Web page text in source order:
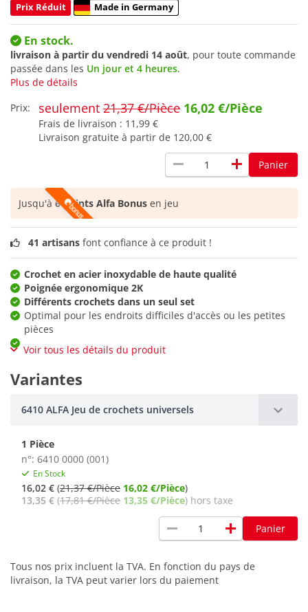
Prix Réduit
Made in Germany
En stock.
livraison à partir du vendredi 14 août, pour toute commande
passée dans les Un jour et 4 heures.
Plus de détails
Prix:
seulement 21,37 €/Pièce 16,02 €/Pièce
Frais de livraison : 11,99 €
Livraison gratuite à partir de 120,00 €
remove add Panier
Jusqu'à6 points Alfa Bonus en jeu
41 artisans font confiance à ce produit !
Crochet en acier inoxydable de haute qualité
Poignée ergonomique 2K
Différents crochets dans un seul set
Optimal pour les endroits difficiles d'accès ou les petites
pièces
Voir tous les détails du produit
Variantes
6410 ALFA Jeu de crochets universels
1 Pièce
n°: 6410 0000 (001)
En Stock
16,02 € (21,37 €/Pièce 16,02 €/Pièce)
13,35 € (17,81 €/Pièce 13,35 €/Pièce) hors taxe
remove add Panier
Tous nos prix incluent la TVA. En fonction du pays de
livraison, la TVA peut varier lors du paiement